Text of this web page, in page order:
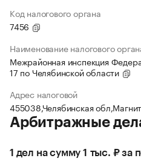
Код налогового органа
7456
Наименование налогового
Межрайонная инспекция
17 по Челябинской области
Адрес налоговой
455038,Челябинская
Арбитражные
1 дел на сумму 1 тыс. ₽ за